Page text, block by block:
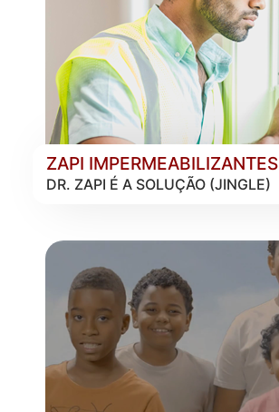
ZAPI IMPERMEABILIZANTES
DR. ZAPI É A SOLUÇÃO (JINGLE)